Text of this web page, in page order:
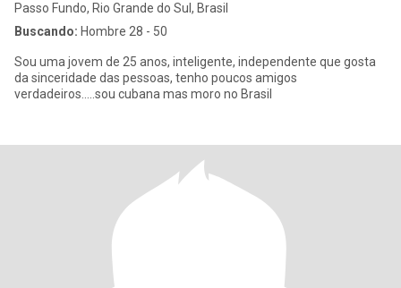
Passo Fundo, Rio Grande do Sul, Brasil
Buscando: Hombre 28 - 50
Sou uma jovem de 25 anos, inteligente, independente que gosta
da sinceridade das pessoas, tenho poucos amigos
verdadeiros.....sou cubana mas moro no Brasil